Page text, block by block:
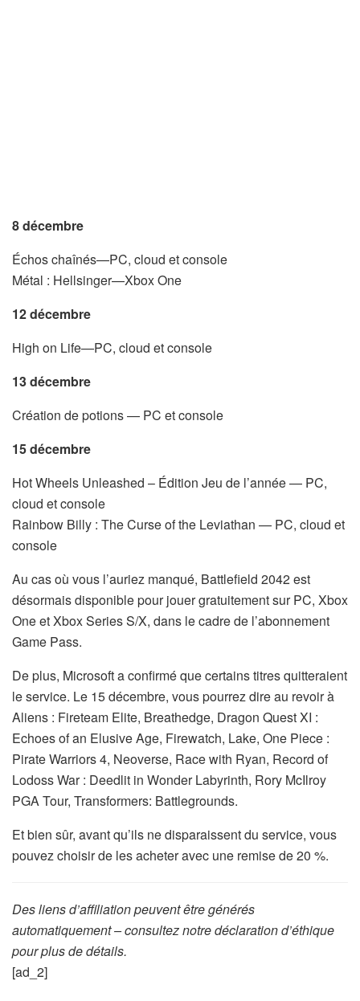
8 décembre
Échos chaînés—PC, cloud et console
Métal : Hellsinger—Xbox One
12 décembre
High on Life—PC, cloud et console
13 décembre
Création de potions — PC et console
15 décembre
Hot Wheels Unleashed – Édition Jeu de l’année — PC,
cloud et console
Rainbow Billy : The Curse of the Leviathan — PC, cloud et
console
Au cas où vous l’auriez manqué, Battlefield 2042 est
désormais disponible pour jouer gratuitement sur PC, Xbox
One et Xbox Series S/X, dans le cadre de l’abonnement
Game Pass.
De plus, Microsoft a confirmé que certains titres quitteraient
le service. Le 15 décembre, vous pourrez dire au revoir à
Aliens : Fireteam Elite, Breathedge, Dragon Quest XI :
Echoes of an Elusive Age, Firewatch, Lake, One Piece :
Pirate Warriors 4, Neoverse, Race with Ryan, Record of
Lodoss War : Deedlit in Wonder Labyrinth, Rory McIlroy
PGA Tour, Transformers: Battlegrounds.
Et bien sûr, avant qu’ils ne disparaissent du service, vous
pouvez choisir de les acheter avec une remise de 20 %.
Des liens d’affiliation peuvent être générés
automatiquement – consultez notre déclaration d’éthique
pour plus de détails.
[ad_2]